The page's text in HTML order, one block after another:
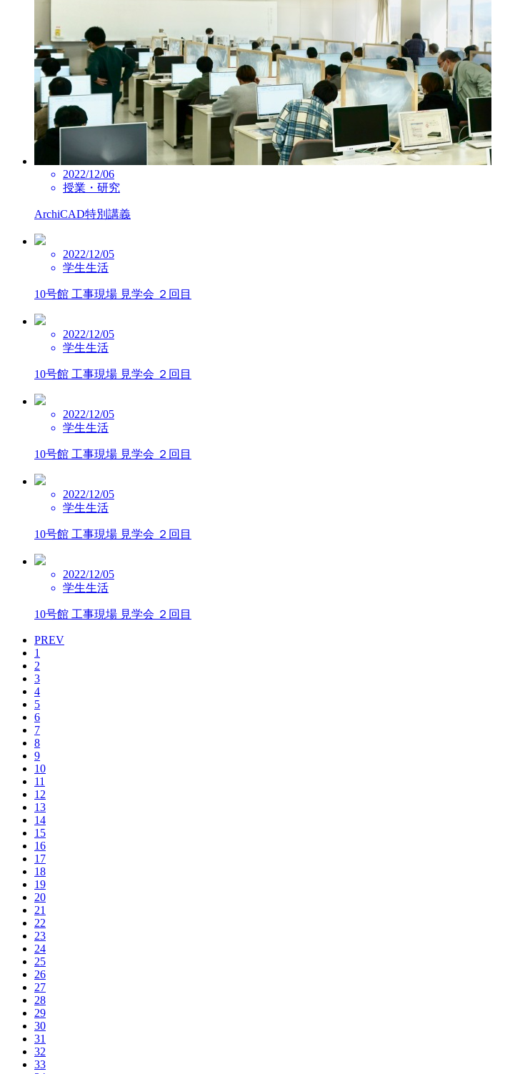
2022/12/06
授業・研究
ArchiCAD特別講義
2022/12/05
学生生活
10号館 工事現場 見学会 ２回目
2022/12/05
学生生活
10号館 工事現場 見学会 ２回目
2022/12/05
学生生活
10号館 工事現場 見学会 ２回目
2022/12/05
学生生活
10号館 工事現場 見学会 ２回目
2022/12/05
学生生活
10号館 工事現場 見学会 ２回目
PREV
1
2
3
4
5
6
7
8
9
10
11
12
13
14
15
16
17
18
19
20
21
22
23
24
25
26
27
28
29
30
31
32
33